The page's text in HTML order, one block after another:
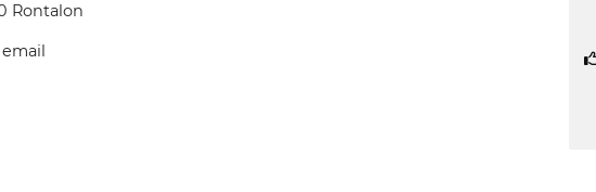
Rontalon